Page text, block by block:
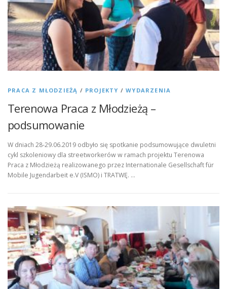
PRACA Z MŁODZIEŻĄ / PROJEKTY /WYDARZENIA
Terenowa Praca z Młodzieżą –
podsumowanie
W dniach 28-29.06.2019 odbyło się spotkanie podsumowujące dwuletni
cykl szkoleniowy dla streetworkerów w ramach projektu Terenowa
Praca z Młodzieżą realizowanego przez Internationale Gesellschaft für
Mobile Jugendarbeit e.V (ISMO) i TRATWĘ. …